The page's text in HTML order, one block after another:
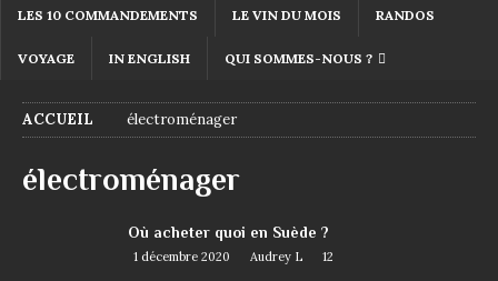
LES 10 COMMANDEMENTS LE VIN DU MOIS RANDOS
VOYAGE IN ENGLISH QUI SOMMES-NOUS ?
ACCUEIL électroménager
électroménager
Où acheter quoi en Suède ?
1 décembre 2020 Audrey L 12